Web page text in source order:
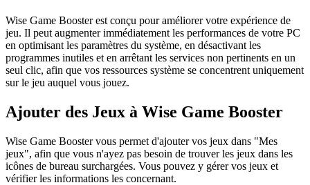
Wise Game Booster est conçu pour améliorer votre expérience de
jeu. Il peut augmenter immédiatement les performances de votre PC
en optimisant les paramètres du système, en désactivant les
programmes inutiles et en arrêtant les services non pertinents en un
seul clic, afin que vos ressources système se concentrent uniquement
sur le jeu auquel vous jouez.
Ajouter des Jeux à Wise Game Booster
Wise Game Booster vous permet d'ajouter vos jeux dans "Mes
jeux", afin que vous n'ayez pas besoin de trouver les jeux dans les
icônes de bureau surchargées. Vous pouvez y gérer vos jeux et
vérifier les informations les concernant.